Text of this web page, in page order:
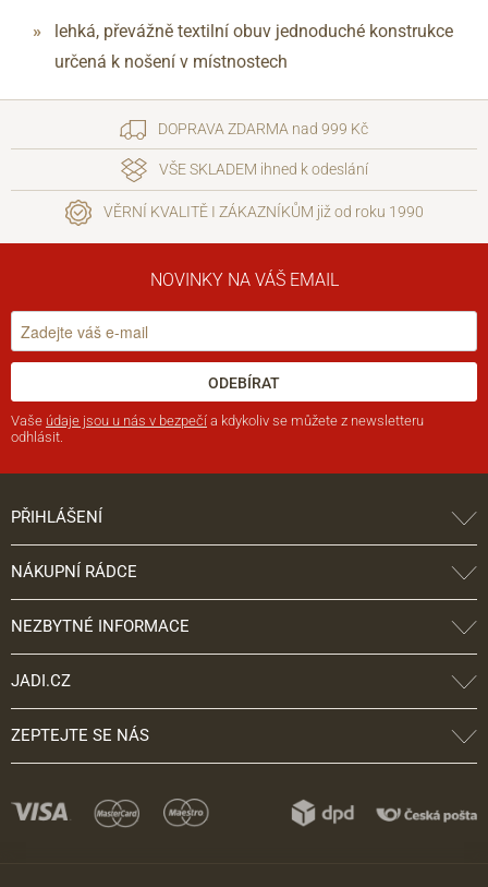
lehká, převážně textilní obuv jednoduché konstrukce
určená k nošení v místnostech
DOPRAVA ZDARMA nad 999 Kč
VŠE SKLADEM ihned k odeslání
VĚRNÍ KVALITĚ I ZÁKAZNÍKŮM již od roku 1990
NOVINKY NA VÁŠ EMAIL
ODEBÍRAT
Vaše údaje jsou u nás v bezpečí a kdykoliv se můžete z newsletteru
odhlásit.
PŘIHLÁŠENÍ
NÁKUPNÍ RÁDCE
NEZBYTNÉ INFORMACE
JADI.CZ
ZEPTEJTE SE NÁS